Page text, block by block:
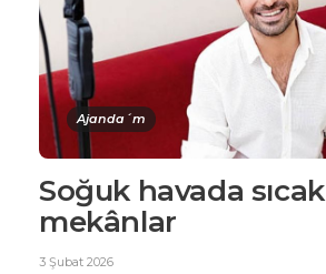
Ajanda´m
Soğuk havada sıcak
mekânlar
3 Şubat 2026